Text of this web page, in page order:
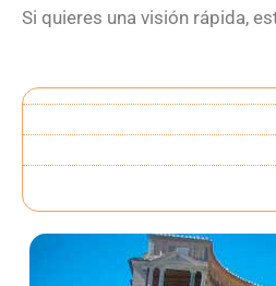
Si quieres una visión rápida,